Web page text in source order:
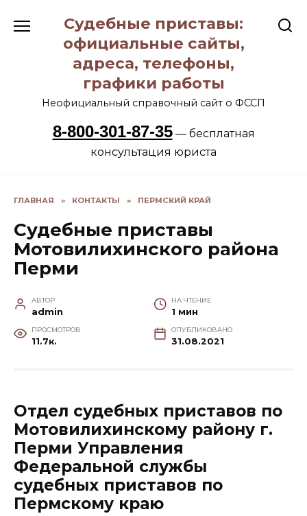
содержанию
Судебные приставы:
официальные сайты,
адреса, телефоны,
графики работы
Неофициальный справочный сайт о ФССП
8-800-301-87-35— бесплатная
консультация юриста
ГЛАВНАЯ » КОНТАКТЫ » ПЕРМСКИЙ КРАЙ
Судебные приставы
Мотовилихинского района
Перми
АВТОР
admin
НА ЧТЕНИЕ
1 мин
ПРОСМОТРОВ
11.7к.
ОПУБЛИКОВАНО
31.08.2021
Отдел судебных приставов по
Мотовилихинскому району г.
Перми Управления
Федеральной службы
судебных приставов по
Пермскому краю